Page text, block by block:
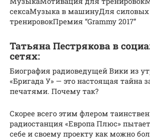
сексаМузыка в машинуДля силовых
тренировокПремия “Grammy 2017”
Татьяна Пестрякова в
сетях:
Биография радиоведущей Вики из
«Бригада У» — это настоящая тайна
печатями. Почему так?
Скорее всего этим флером
радиостанция «Европа Плюс»
себе и своему проекту как можно